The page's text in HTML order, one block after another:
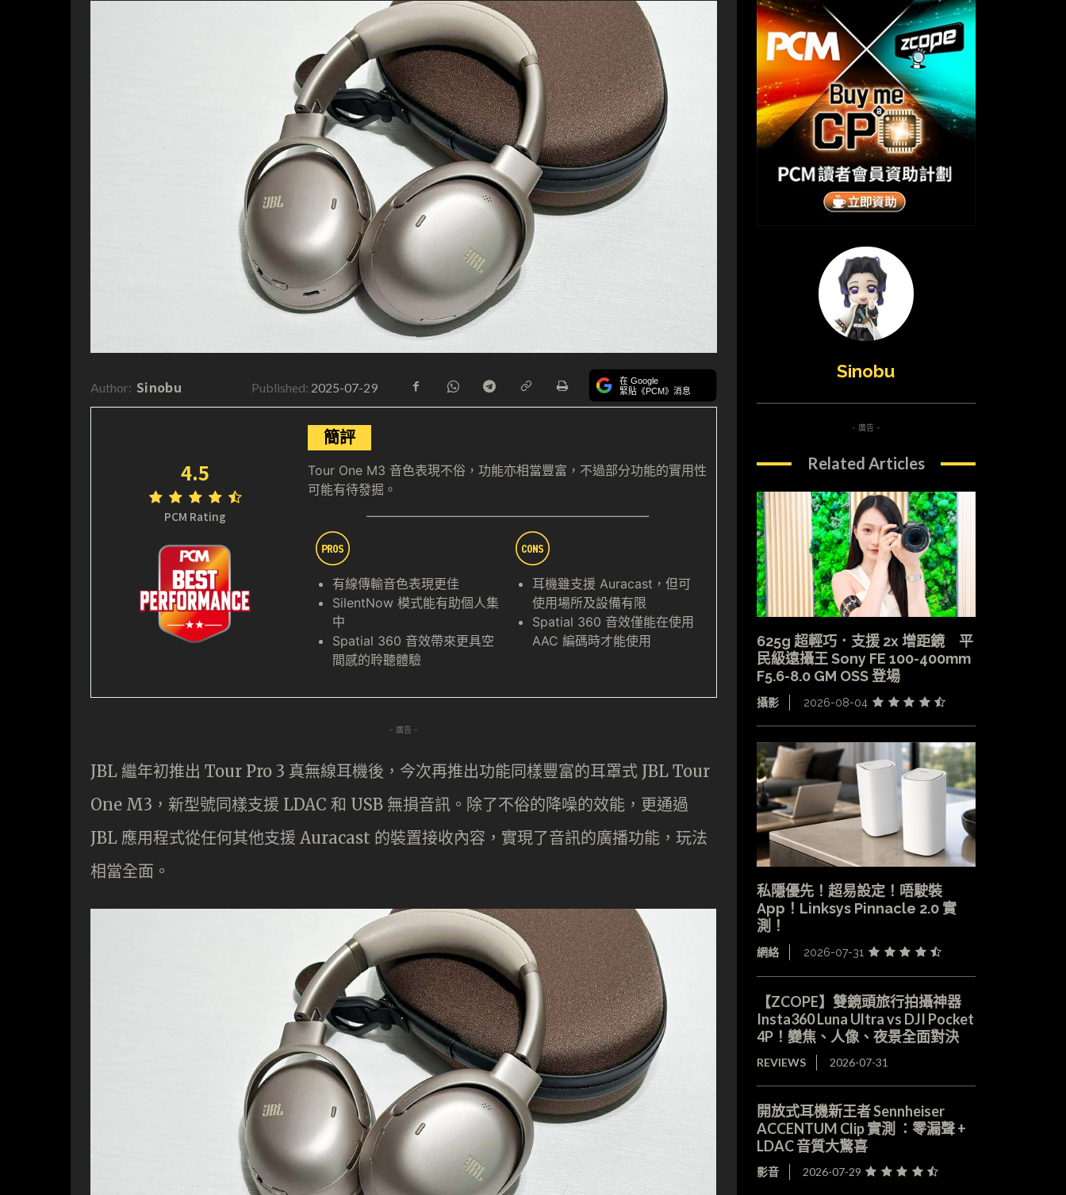
Author: Sinobu Published: 2025-07-29 在 Google
緊貼《PCM》消息
4.5
PCM Rating
簡評
Tour One M3 音色表現不俗，功能亦相當豐富，不過部分功能的實用性
可能有待發掘。
有線傳輸音色表現更佳
SilentNow 模式能有助個人集
中
Spatial 360 音效帶來更具空
間感的聆聽體驗
耳機雖支援 Auracast，但可
使用場所及設備有限
Spatial 360 音效僅能在使用
AAC 編碼時才能使用
- 廣告 -
JBL 繼年初推出 Tour Pro 3 真無線耳機後，今次再推出功能同樣豐富的耳罩式 JBL Tour
One M3，新型號同樣支援 LDAC 和 USB 無損音訊。除了不俗的降噪的效能，更通過
JBL 應用程式從任何其他支援 Auracast 的裝置接收內容，實現了音訊的廣播功能，玩法
相當全面。
Sinobu
- 廣告 -
Related Articles
625g 超輕巧．支援 2x 增距鏡 平
民級遠攝王 Sony FE 100-400mm
F5.6-8.0 GM OSS 登場
攝影 2026-08-04
私隱優先！超易設定！唔駛裝
App！Linksys Pinnacle 2.0 實
測！
網絡 2026-07-31
【ZCOPE】雙鏡頭旅行拍攝神器
Insta360 Luna Ultra vs DJI Pocket
4P！變焦、人像、夜景全面對決
REVIEWS 2026-07-31
開放式耳機新王者 Sennheiser
ACCENTUM Clip 實測 ：零漏聲 +
LDAC 音質大驚喜
影音 2026-07-29